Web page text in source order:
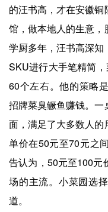
的汪书高，才在安徽
馆，做本地人的生意
学厨多年，汪书高深
SKU进行大手笔精简
60个左右。他的策略
招牌菜臭鳜鱼赚钱。
面，满足了大多数人
单价在50元至70元之
告认为，50元至100元
场的主流。小菜园选
道。